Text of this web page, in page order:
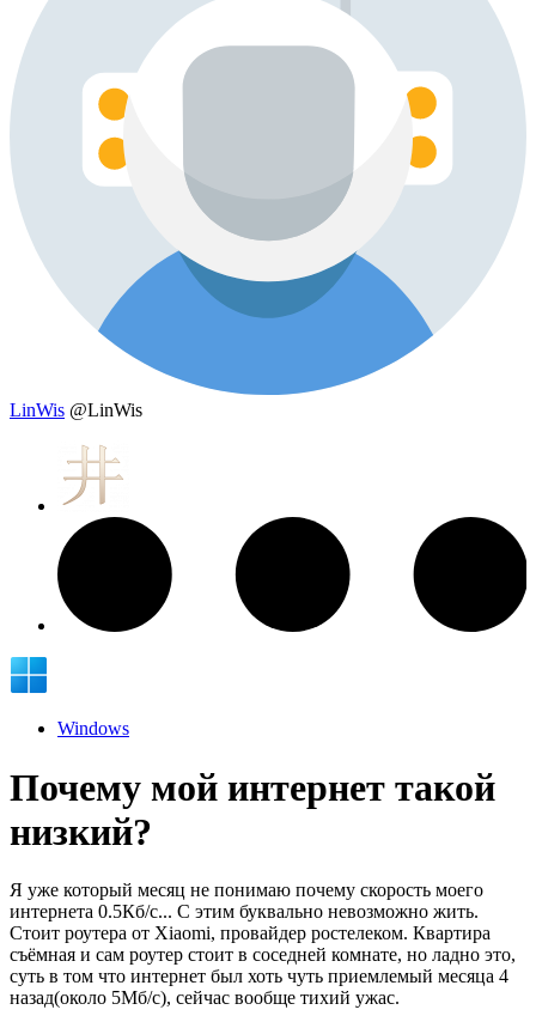
LinWis @LinWis
Windows
Почему мой интернет такой
низкий?
Я уже который месяц не понимаю почему скорость моего
интернета 0.5Кб/c... С этим буквально невозможно жить.
Стоит роутера от Xiaomi, провайдер ростелеком. Квартира
съёмная и сам роутер стоит в соседней комнате, но ладно это,
суть в том что интернет был хоть чуть приемлемый месяца 4
назад(около 5Мб/c), сейчас вообще тихий ужас.